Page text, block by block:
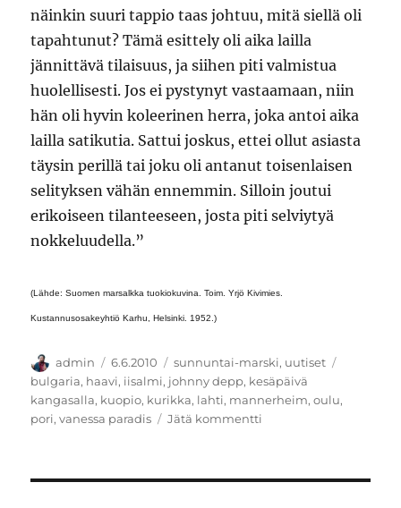
näinkin suuri tappio taas johtuu, mitä siellä oli
tapahtunut? Tämä esittely oli aika lailla
jännittävä tilaisuus, ja siihen piti valmistua
huolellisesti. Jos ei pystynyt vastaamaan, niin
hän oli hyvin koleerinen herra, joka antoi aika
lailla satikutia. Sattui joskus, ettei ollut asiasta
täysin perillä tai joku oli antanut toisenlaisen
selityksen vähän ennemmin. Silloin joutui
erikoiseen tilanteeseen, josta piti selviytyä
nokkeluudella.”
(Lähde: Suomen marsalkka tuokiokuvina. Toim. Yrjö Kivimies.
Kustannusosakeyhtiö Karhu, Helsinki. 1952.)
Kirjoittaja
admin Julkaistu
6.6.2010 Kategoriat
sunnuntai-marski, uutiset
bulgaria, haavi, iisalmi, johnny depp, kesäpäivä
kangasalla, kuopio, kurikka, lahti, mannerheim,oulu,
pori,vanessa paradis Jätä kommentti